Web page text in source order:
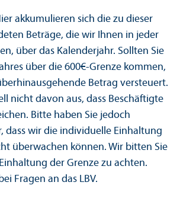
akkumulieren sich die zu dieser
Beträge, die wir Ihnen in jeder
über das Kalenderjahr. Sollten Sie
über die 600€-Grenze kommen,
Betrag versteuert.
nicht davon aus, dass Beschäftigte
Bitte haben Sie jedoch
dass wir die individuelle Einhaltung
überwachen können. Wir bitten Sie
der Grenze zu achten.
Fragen an das LBV.